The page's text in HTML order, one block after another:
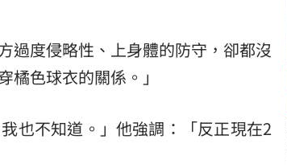
過度侵略性、上身體的防守，卻都沒
色球衣的關係。」
也不知道。」他強調：「反正現在2